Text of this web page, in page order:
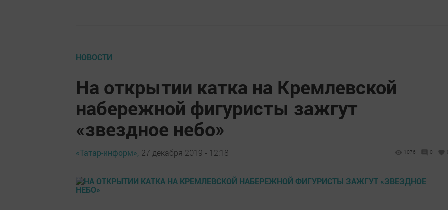
НОВОСТИ
На открытии катка на Кремлевской
набережной фигуристы зажгут
«звездное небо»
«Татар-информ», 27 декабря 2019 - 12:18 1076 0